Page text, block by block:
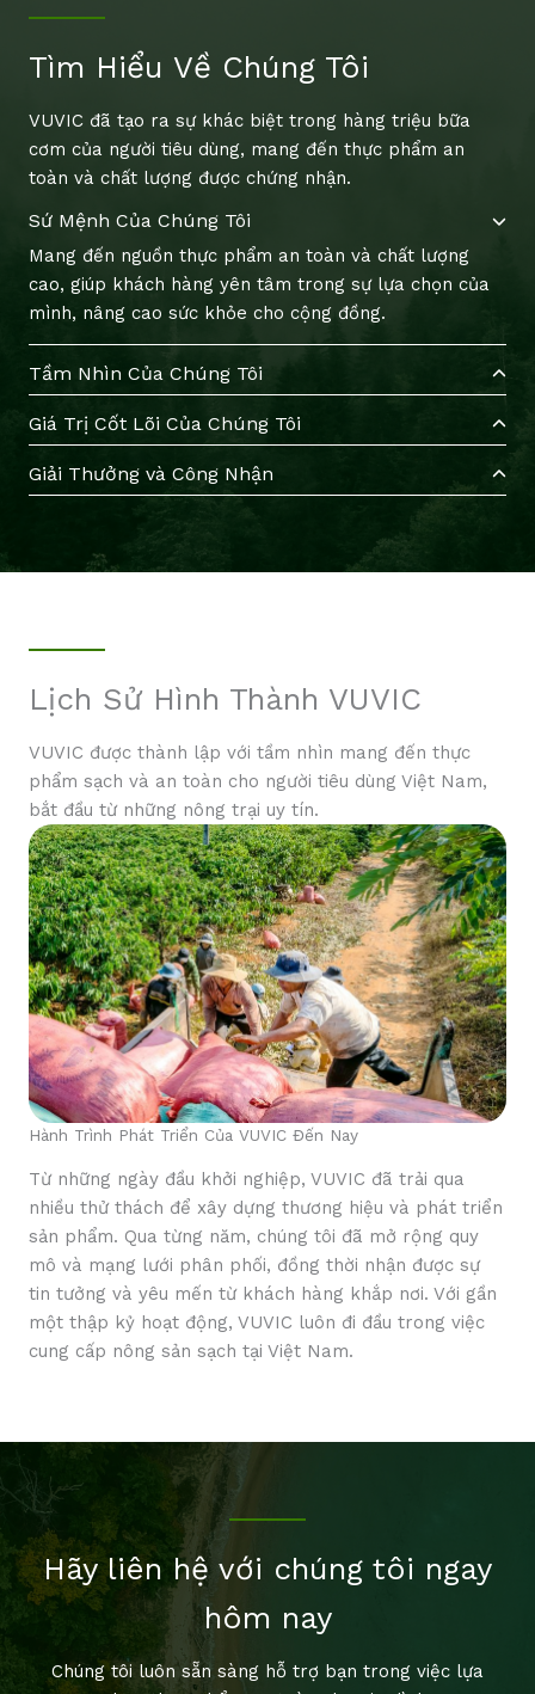
Tìm Hiểu Về Chúng Tôi
VUVIC đã tạo ra sự khác biệt trong hàng triệu bữa
cơm của người tiêu dùng, mang đến thực phẩm an
toàn và chất lượng được chứng nhận.
Sứ Mệnh Của Chúng Tôi
Mang đến nguồn thực phẩm an toàn và chất lượng
cao, giúp khách hàng yên tâm trong sự lựa chọn của
mình, nâng cao sức khỏe cho cộng đồng.
Tầm Nhìn Của Chúng Tôi
Giá Trị Cốt Lõi Của Chúng Tôi
Giải Thưởng và Công Nhận
Lịch Sử Hình Thành VUVIC
VUVIC được thành lập với tầm nhìn mang đến thực
phẩm sạch và an toàn cho người tiêu dùng Việt Nam,
bắt đầu từ những nông trại uy tín.
Hành Trình Phát Triển Của VUVIC Đến Nay
Từ những ngày đầu khởi nghiệp, VUVIC đã trải qua
nhiều thử thách để xây dựng thương hiệu và phát triển
sản phẩm. Qua từng năm, chúng tôi đã mở rộng quy
mô và mạng lưới phân phối, đồng thời nhận được sự
tin tưởng và yêu mến từ khách hàng khắp nơi. Với gần
một thập kỷ hoạt động, VUVIC luôn đi đầu trong việc
cung cấp nông sản sạch tại Việt Nam.
Hãy liên hệ với chúng tôi ngay
hôm nay
Chúng tôi luôn sẵn sàng hỗ trợ bạn trong việc lựa